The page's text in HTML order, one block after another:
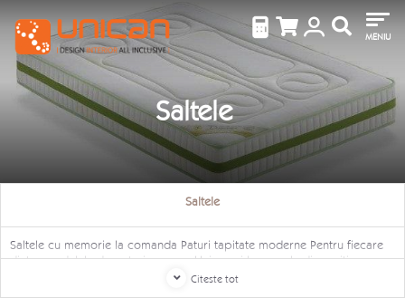
MENIU
Saltele
Saltele
Saltele cu memorie la comanda Paturi tapitate moderne Pentru fiecare
dintre modelele de paturi pe care Unican vi le pune la dispozitie, pe
langa formele de exceptie si extrem de moderne, designerii nostrii iau in
Citeste tot